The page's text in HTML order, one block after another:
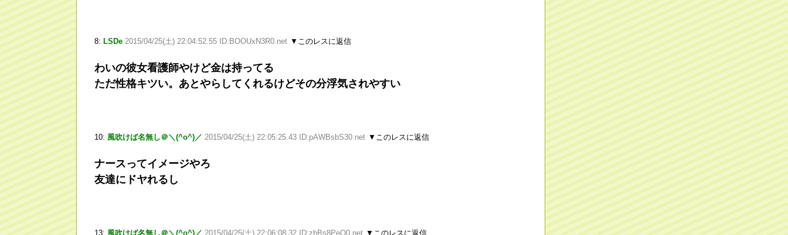
8: LSDe 2015/04/25(土) 22:04:52.55 ID:BOOUxN3R0.net ▼このレスに返信
わいの彼女看護師やけど金は持ってる
ただ性格キツい。あとやらしてくれるけどその分浮気されやすい
10: 風吹けば名無し＠＼(^o^)／ 2015/04/25(土) 22:05:25.43 ID:pAWBsbS30.net ▼このレスに返信
ナースってイメージやろ
友達にドヤれるし
13: 風吹けば名無し＠＼(^o^)／ 2015/04/25(土) 22:06:08.32 ID:zbBs8PeQ0.net ▼このレスに返信